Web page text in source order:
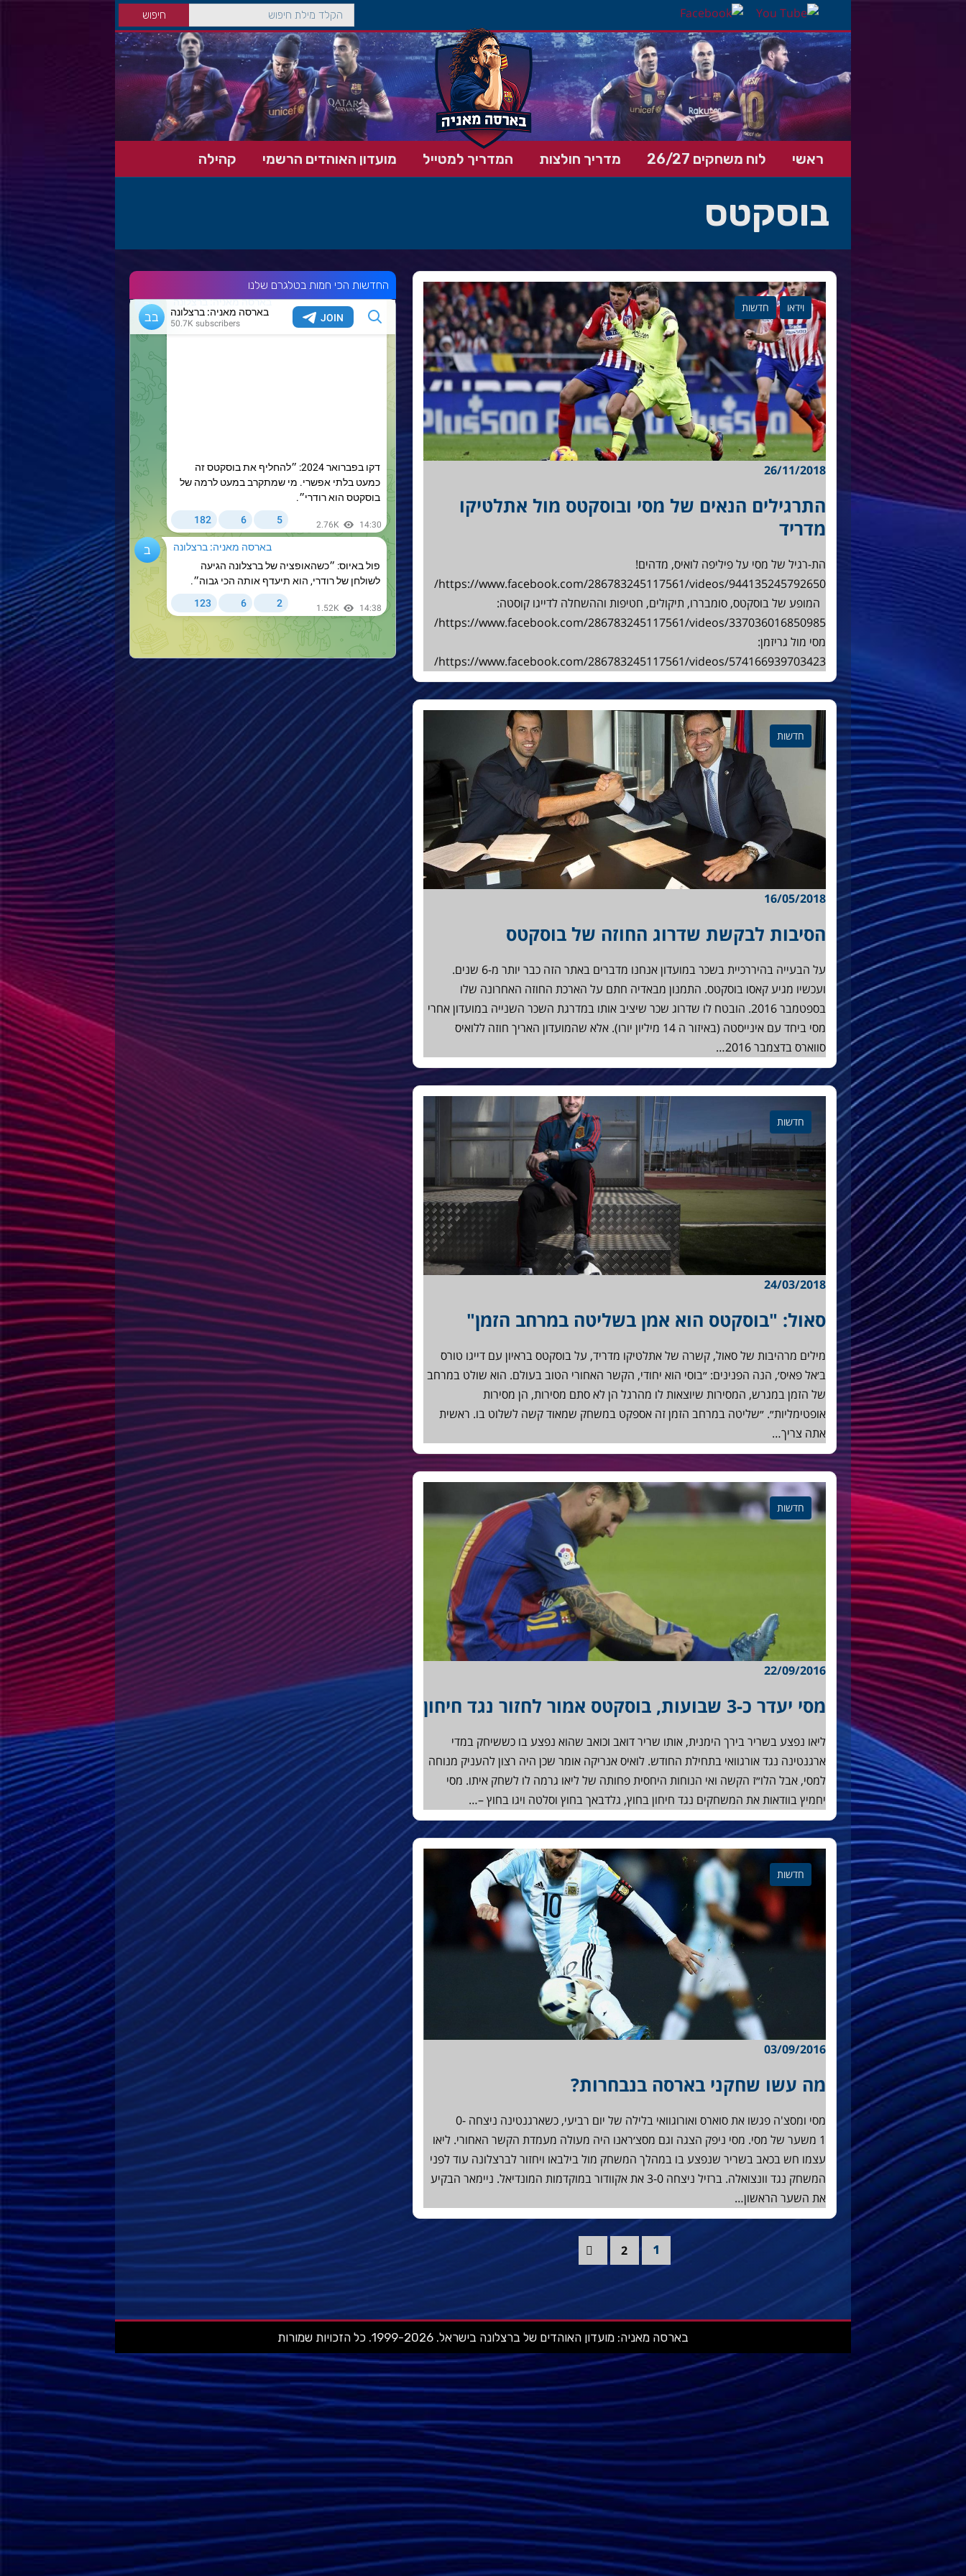
ראשי לוח משחקים 26/27 מדריך חולצות המדריך למטייל מועדון האוהדים הרשמי קהילה
בוסקטס
וידאו חדשות
26/11/2018
התרגילים הנאים של מסי ובוסקטס מול אתלטיקו
מדריד
הת-רגיל של מסי על פיליפה לואיס, מדהים!
https://www.facebook.com/286783245117561/videos/944135245792650/
המופע של בוסקטס, סומבררו, תיקולים, חטיפות וההשחלה לדייגו קוסטה:
https://www.facebook.com/286783245117561/videos/337036016850985/
מסי מול גריזמן:
https://www.facebook.com/286783245117561/videos/574166939703423/
חדשות
16/05/2018
הסיבות לבקשת שדרוג החוזה של בוסקטס
על הבעייה בהיררכיית בשכר במועדון אנחנו מדברים באתר הזה כבר יותר מ-6 שנים.
ועכשיו מגיע קאסו בוסקטס. התמנון מבאדיה חתם על הארכת החוזה האחרונה שלו
בספטמבר 2016. הובטח לו שדרוג שכר שיציב אותו במדרגת השכר השנייה במועדון אחרי
מסי ביחד עם אינייסטה (באיזור ה 14 מיליון יורו). אלא שהמועדון האריך חוזה ללואיס
סווארס בדצמבר 2016…
חדשות
24/03/2018
סאול: "בוסקטס הוא אמן בשליטה במרחב הזמן"
מילים מרהיבות של סאול, קשרה של אתלטיקו מדריד, על בוסקטס בראיון עם דייגו טורס
ב׳אל פאיס׳, הנה הפנינים: ״בוסי הוא יחודי, הקשר האחורי הטוב בעולם. הוא שולט במרחב
של הזמן במגרש, המסירות שיוצאות לו מהרגל הן לא סתם מסירות, הן מסירות
אופטימליות״. ״שליטה במרחב הזמן זה אספקט במשחק שמאוד קשה לשלוט בו. ראשית
אתה צריך…
חדשות
22/09/2016
מסי יעדר כ-3 שבועות, בוסקטס אמור לחזור נגד חיחון
ליאו נפצע בשריר בירך הימנית, אותו שריר דואב וכואב שהוא נפצע בו כששיחק במדי
ארגנטינה נגד אורגוואי בתחילת החודש. לואיס אנריקה אומר שכן היה רצון להעניק מנוחה
למסי, אבל הלו״ז הקשה ואי הנוחות היחסית פחותה של ליאו גרמה לו לשחק איתו. מסי
יחמיץ בוודאות את המשחקים נגד חיחון בחוץ, גלדבאך בחוץ וסלטה ויגו בחוץ –…
חדשות
03/09/2016
מה עשו שחקני בארסה בנבחרות?
מסי ומסצ'ה פגשו את סוארס ואורוגוואי בלילה של יום רביעי, כשארגנטינה ניצחה 0-
1 משער של מסי. מסי ניפק הצגה וגם מסצ׳ראנו היה מעולה מעמדת הקשר האחורי. ליאו
עצמו חש בכאב בשריר שנפצע בו במהלך המשחק מול בילבאו ויחזור לברצלונה עוד לפני
המשחק נגד וונצואלה. ברזיל ניצחה 3-0 את אקוודור במוקדמות המונדיאל. ניימאר הבקיע
את השער הראשון…
1
2
החדשות הכי חמות בטלגרם שלנו
בארסה מאניה: מועדון האוהדים של ברצלונה בישראל. 1999-2026. כל הזכויות שמורות